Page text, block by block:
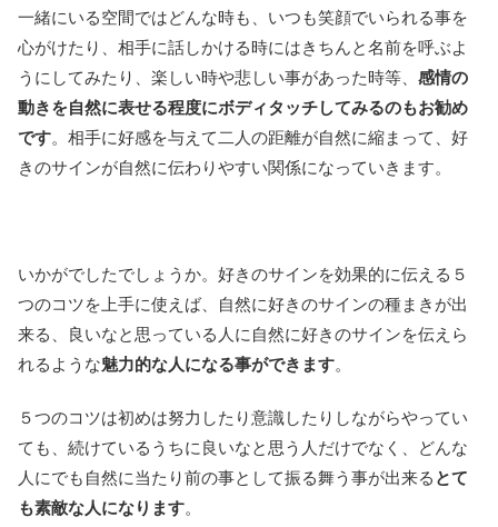
一緒にいる空間ではどんな時も、いつも笑顔でいられる事を
心がけたり、相手に話しかける時にはきちんと名前を呼ぶよ
うにしてみたり、楽しい時や悲しい事があった時等、 感情の
動きを自然に表せる程度にボディタッチしてみるのもお勧め
です。相手に好感を与えて二人の距離が自然に縮まって、好
きのサインが自然に伝わりやすい関係になっていきます。
いかがでしたでしょうか。好きのサインを効果的に伝える５
つのコツを上手に使えば、自然に好きのサインの種まきが出
来る、良いなと思っている人に自然に好きのサインを伝えら
れるような魅力的な人になる事ができます。
５つのコツは初めは努力したり意識したりしながらやってい
ても、続けているうちに良いなと思う人だけでなく、どんな
人にでも自然に当たり前の事として振る舞う事が出来る とて
も素敵な人になります。